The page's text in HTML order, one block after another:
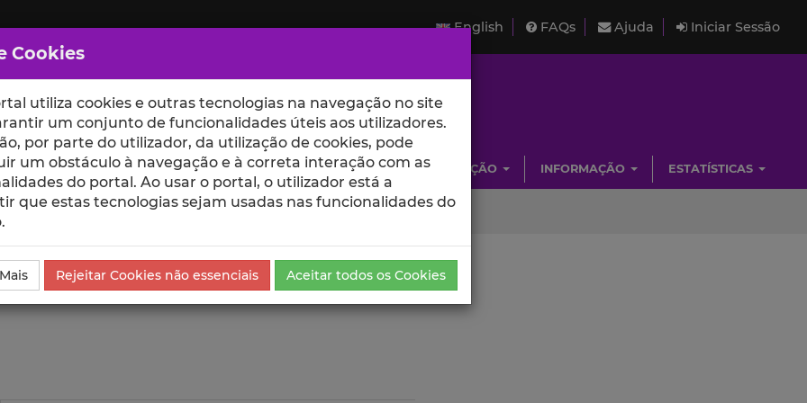
English FAQs Ajuda Iniciar Sessão
ESCOLAS UNIDADES INVESTIGAÇÃO INFORMAÇÃO ESTATÍSTICAS
Visualizações
Cookies
utiliza cookies e outras tecnologias na navegação no site
um conjunto de funcionalidades úteis aos utilizadores.
por parte do utilizador, da utilização de cookies, pode
um obstáculo à navegação e à correta interação com as
do portal. Ao usar o portal, o utilizador está a
que estas tecnologias sejam usadas nas funcionalidades do
Rejeitar Cookies não essenciais Aceitar todos os Cookies